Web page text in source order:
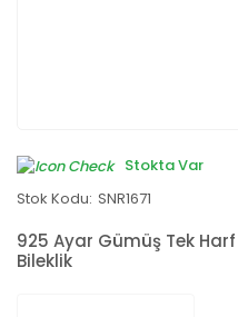
Stokta Var
Stok Kodu: SNR1671
925 Ayar Gümüş Tek
Bileklik